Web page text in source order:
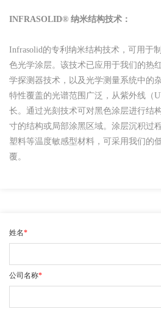
INFRASOLID® 纳米结构技术：
Infrasolid的专利纳米结构技术，可用于
色光学涂层。该技术已应用于我们的热
学探测器技术，以及光学测量系统中的
特性覆盖的光谱范围广泛，从紫外线（
长。通过光刻技术可对黑色涂层进行结
寸的结构或局部涂黑区域。涂层沉积过
塑料等温度敏感型材料，可采用我们的
覆。
姓名*
公司名称*